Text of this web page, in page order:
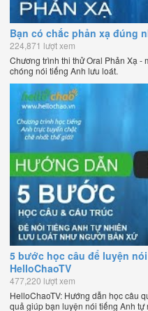
Bạn có chắc phản xạ đúng
224,871 lượt xem
Chương trình thi thử Oral Phản Xạ -
chóng nói tiếng Anh lưu loát.
5 bước học câu để luyện
HelloChaoTV
477,220 lượt xem
HelloChaoTV: Hướng dẫn học câu
quả giúp bạn luyện nói tiếng Anh